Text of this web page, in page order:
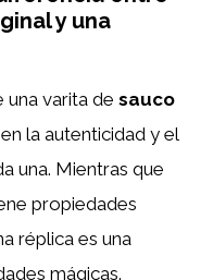
y una
una varita de sauco
la autenticidad y el
una. Mientras que
propiedades
réplica es una
mágicas.